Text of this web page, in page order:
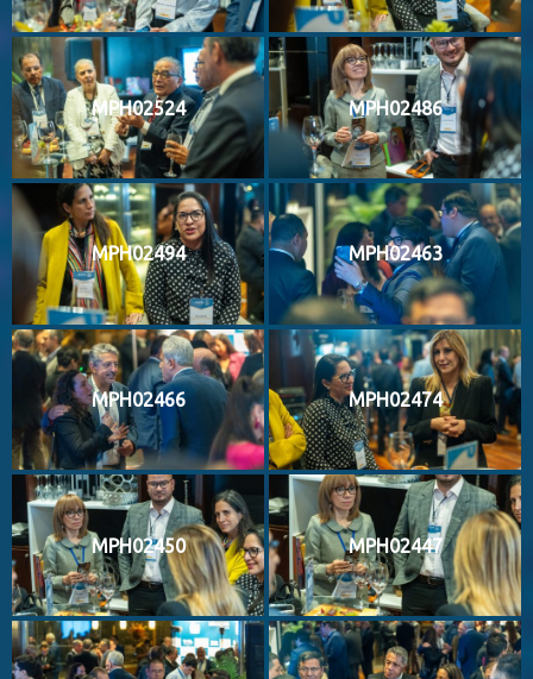
MPH02524 MPH02486
MPH02494 MPH02463
MPH02466 MPH02474
MPH02450 MPH02447